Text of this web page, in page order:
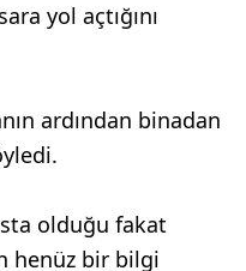
yol açtığını
ardından binadan
olduğu fakat
henüz bir bilgi